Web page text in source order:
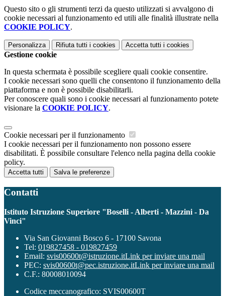
Questo sito o gli strumenti terzi da questo utilizzati si avvalgono di
cookie necessari al funzionamento ed utili alle finalità illustrate nella
COOKIE POLICY.
Personalizza Rifiuta tutti i cookies Accetta tutti i cookies
Gestione cookie
In questa schermata è possibile scegliere quali cookie consentire.
I cookie necessari sono quelli che consentono il funzionamento della
piattaforma e non è possibile disabilitarli.
Per conoscere quali sono i cookie necessari al funzionamento potete
visionare la COOKIE POLICY.
Cookie necessari per il funzionamento
I cookie necessari per il funzionamento non possono essere
disabilitati. È possibile consultare l'elenco nella pagina della cookie
policy.
Accetta tutti Salva le preferenze
Contatti
Istituto Istruzione Superiore "Boselli - Alberti - Mazzini - Da
Vinci"
Via San Giovanni Bosco 6 - 17100 Savona
Tel: 019827458 - 019827459
Email: svis00600t@istruzione.itLink per inviare una mail
PEC: svis00600t@pec.istruzione.itLink per inviare una mail
C.F.: 80008010094
Codice meccanografico: SVIS00600T